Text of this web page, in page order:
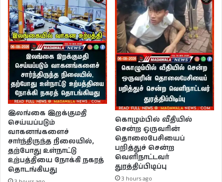
இலங்கை இறக்குமதி
செய்யப்படும்
வாகனங்களைச்
சார்ந்திருந்த நிலையில்,
தற்போது உள்நாட்டு
உற்பத்தியை நோக்கி நகரத்
தொடங்கியது
கொழும்பில் வீதியில்
சென்ற ஒருவரின்
தொலைபேசியைப்
பறித்துச் சென்ற
வெளிநாட்டவர்
துரத்திப்பிடிப்பு
3 hours ago